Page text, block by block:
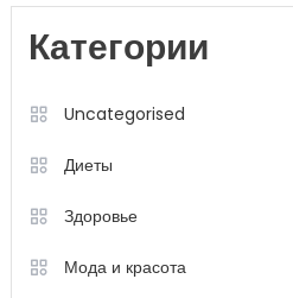
Категории
Uncategorised
Диеты
Здоровье
Мода и красота